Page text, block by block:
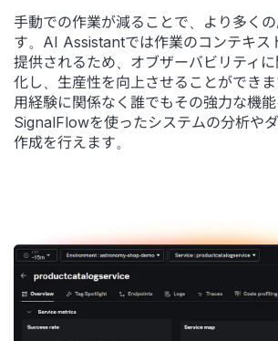
手動での作業が減ることで、より多く
す。AI Assistantでは作業のコンテキス
提供されるため、オブザーバビリティ
化し、生産性を向上させることができ
用経験に関係なく誰でもその強力な機能
SignalFlowを使ったシステムの分析や
作成を行えます。